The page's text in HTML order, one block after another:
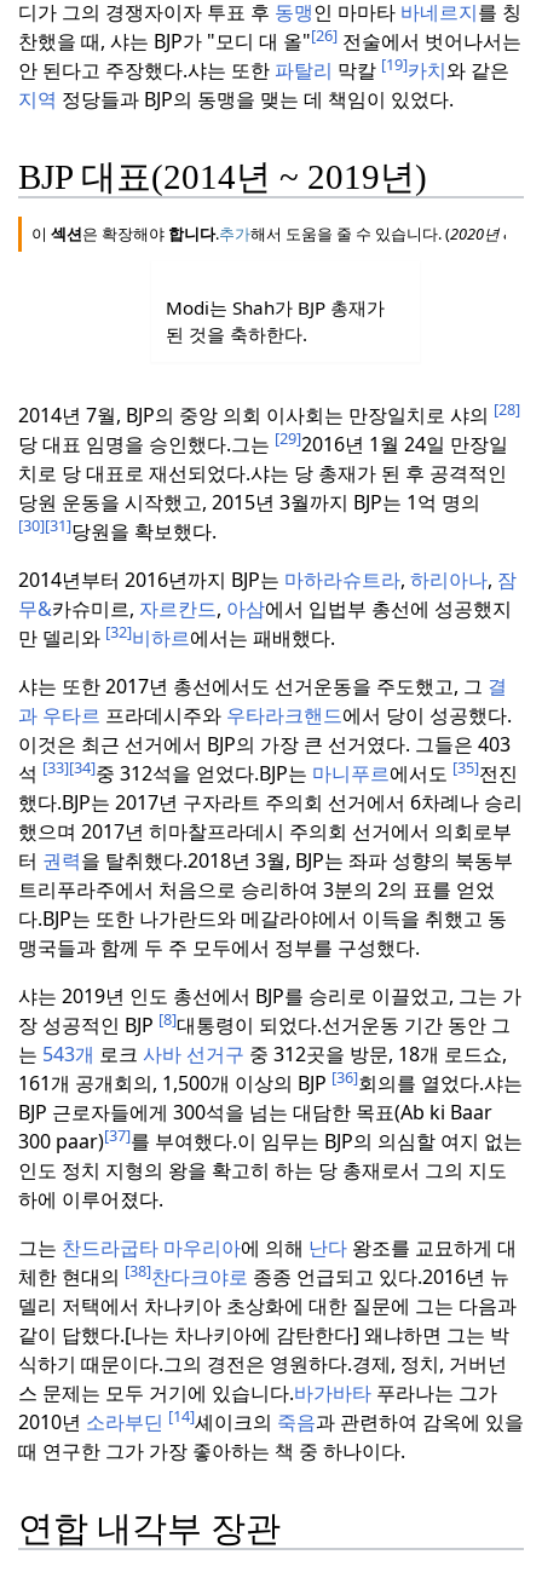
디가 그의 경쟁자이자 투표 후 동맹인 마마타 바네르지를 칭
찬했을 때, 샤는 BJP가 "모디 대 올"[26] 전술에서 벗어나서는
안 된다고 주장했다.샤는 또한 파탈리 막칼 [19]카치와 같은
지역 정당들과 BJP의 동맹을 맺는 데 책임이 있었다.
BJP 대표(2014년 ~ 2019년)
이섹션은 확장해야 합니다.추가해서 도움을 줄 수 있습니다. (2020년8월
Modi는 Shah가 BJP 총재가
된 것을 축하한다.
2014년 7월, BJP의 중앙 의회 이사회는 만장일치로 샤의 [28]
당 대표 임명을 승인했다.그는 [29]2016년 1월 24일 만장일
치로 당 대표로 재선되었다.샤는 당 총재가 된 후 공격적인
당원 운동을 시작했고, 2015년 3월까지 BJP는 1억 명의
[30][31]당원을 확보했다.
2014년부터 2016년까지 BJP는 마하라슈트라, 하리아나, 잠
무&카슈미르, 자르칸드, 아삼에서 입법부 총선에 성공했지
만 델리와 [32]비하르에서는 패배했다.
샤는 또한 2017년 총선에서도 선거운동을 주도했고, 그 결
과 우타르 프라데시주와 우타라크핸드에서 당이 성공했다.
이것은 최근 선거에서 BJP의 가장 큰 선거였다. 그들은 403
석 [33][34]중 312석을 얻었다.BJP는 마니푸르에서도 [35]전진
했다.BJP는 2017년 구자라트 주의회 선거에서 6차례나 승리
했으며 2017년 히마찰프라데시 주의회 선거에서 의회로부
터 권력을 탈취했다.2018년 3월, BJP는 좌파 성향의 북동부
트리푸라주에서 처음으로 승리하여 3분의 2의 표를 얻었
다.BJP는 또한 나가란드와 메갈라야에서 이득을 취했고 동
맹국들과 함께 두 주 모두에서 정부를 구성했다.
샤는 2019년 인도 총선에서 BJP를 승리로 이끌었고, 그는 가
장 성공적인 BJP [8]대통령이 되었다.선거운동 기간 동안 그
는 543개 로크 사바 선거구 중 312곳을 방문, 18개 로드쇼,
161개 공개회의, 1,500개 이상의 BJP [36]회의를 열었다.샤는
BJP 근로자들에게 300석을 넘는 대담한 목표(Ab ki Baar
300 paar)[37]를 부여했다.이 임무는 BJP의 의심할 여지 없는
인도 정치 지형의 왕을 확고히 하는 당 총재로서 그의 지도
하에 이루어졌다.
그는 찬드라굽타 마우리아에 의해 난다 왕조를 교묘하게 대
체한 현대의 [38]찬다크야로 종종 언급되고 있다.2016년 뉴
델리 저택에서 차나키아 초상화에 대한 질문에 그는 다음과
같이 답했다.[나는 차나키아에 감탄한다] 왜냐하면 그는 박
식하기 때문이다.그의 경전은 영원하다.경제, 정치, 거버넌
스 문제는 모두 거기에 있습니다.바가바타 푸라나는 그가
2010년 소라부딘 [14]셰이크의 죽음과 관련하여 감옥에 있을
때 연구한 그가 가장 좋아하는 책 중 하나이다.
연합 내각부 장관